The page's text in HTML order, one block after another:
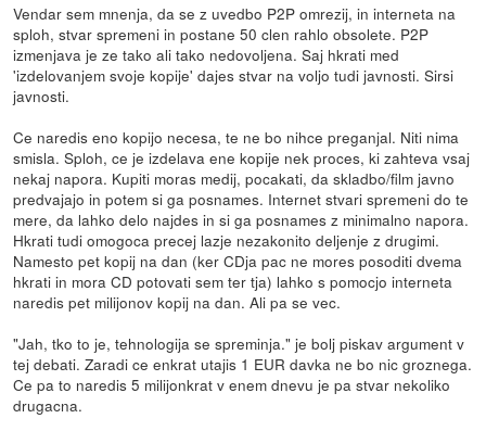
Vendar sem mnenja, da se z uvedbo P2P omrezij, in interneta na
sploh, stvar spremeni in postane 50 clen rahlo obsolete. P2P
izmenjava je ze tako ali tako nedovoljena. Saj hkrati med
'izdelovanjem svoje kopije' dajes stvar na voljo tudi javnosti. Sirsi
javnosti.
Ce naredis eno kopijo necesa, te ne bo nihce preganjal. Niti nima
smisla. Sploh, ce je izdelava ene kopije nek proces, ki zahteva vsaj
nekaj napora. Kupiti moras medij, pocakati, da skladbo/film javno
predvajajo in potem si ga posnames. Internet stvari spremeni do te
mere, da lahko delo najdes in si ga posnames z minimalno napora.
Hkrati tudi omogoca precej lazje nezakonito deljenje z drugimi.
Namesto pet kopij na dan (ker CDja pac ne mores posoditi dvema
hkrati in mora CD potovati sem ter tja) lahko s pomocjo interneta
naredis pet milijonov kopij na dan. Ali pa se vec.
"Jah, tko to je, tehnologija se spreminja." je bolj piskav argument v
tej debati. Zaradi ce enkrat utajis 1 EUR davka ne bo nic groznega.
Ce pa to naredis 5 milijonkrat v enem dnevu je pa stvar nekoliko
drugacna.